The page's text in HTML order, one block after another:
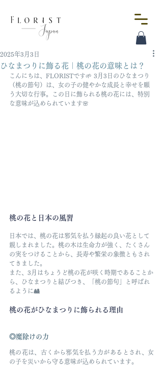
ひなまつりに飾る花｜桃の花の意味とは？
2025年3月3日
こんにちは、FLORISTです🌱 3月3日のひなまつり
（桃の節句）は、女の子の健やかな成長と幸せを願
う大切な行事。この日に飾られる桃の花には、特別
な意味が込められています🌸
桃の花と日本の風習
日本では、桃の花は邪気を払う縁起の良い花として
親しまれました。桃の木は生命力が強く、たくさん
の実をつけることから、長寿や繁栄の象徴ともされ
てきました。
また、3月はちょうど桃の花が咲く時期であることか
ら、ひなまつりと結びつき、「桃の節句」と呼ばれ
るように🎎
桃の花がひなまつりに飾られる理由
◎魔除けの力
桃の花は、古くから邪気を払う力があるとされ、女
の子を災いから守る意味が込められています。